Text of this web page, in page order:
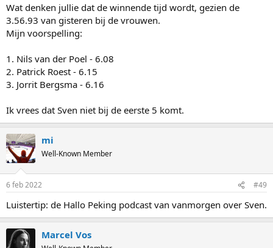
Wat denken jullie dat de winnende tijd wordt, gezien de
3.56.93 van gisteren bij de vrouwen.
Mijn voorspelling:
1. Nils van der Poel - 6.08
2. Patrick Roest - 6.15
3. Jorrit Bergsma - 6.16
Ik vrees dat Sven niet bij de eerste 5 komt.
mi
Well-Known Member
6 feb 2022 #49
Luistertip: de Hallo Peking podcast van vanmorgen over Sven.
Marcel Vos